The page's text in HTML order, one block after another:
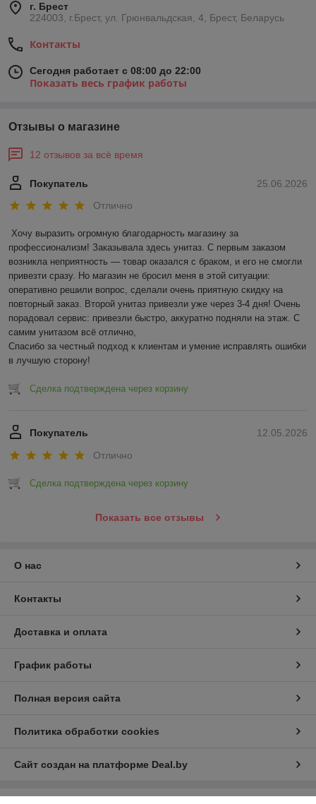
г. Брест
224003, г.Брест, ул. Грюнвальдская, 4, Брест, Беларусь
Контакты
Сегодня работает с 08:00 до 22:00
Показать весь график работы
Отзывы о магазине
12 отзывов за всё время
25.06.2026
Покупатель
Отлично
Хочу выразить огромную благодарность магазину за
профессионализм! Заказывала здесь унитаз. С первым заказом
возникла неприятность — товар оказался с браком, и его не смогли
привезти сразу. Но магазин не бросил меня в этой ситуации:
оперативно решили вопрос, сделали очень приятную скидку на
повторный заказ. Второй унитаз привезли уже через 3-4 дня! Очень
порадовал сервис: привезли быстро, аккуратно подняли на этаж. С
самим унитазом всё отлично,
Спасибо за честный подход к клиентам и умение исправлять ошибки
в лучшую сторону!
Сделка подтверждена через корзину
12.05.2026
Покупатель
Отлично
Сделка подтверждена через корзину
Показать все отзывы
О нас
Контакты
Доставка и оплата
График работы
Полная версия сайта
Политика обработки cookies
Сайт создан на платформе Deal.by